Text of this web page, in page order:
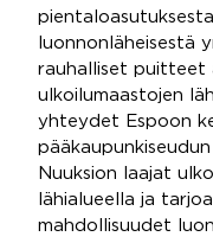
luonnonläheisestä
rauhalliset puitteet
ulkoilumaastojen
yhteydet Espoon
Nuuksion laajat
lähialueella ja
mahdollisuudet